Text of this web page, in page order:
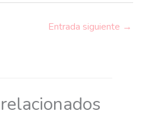
Entrada siguiente →